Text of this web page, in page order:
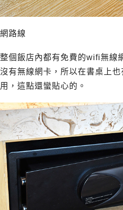
網路線
整個飯店內都有免費的wifi無線
沒有無線網卡，所以在書桌上
用，這點還蠻貼心的。